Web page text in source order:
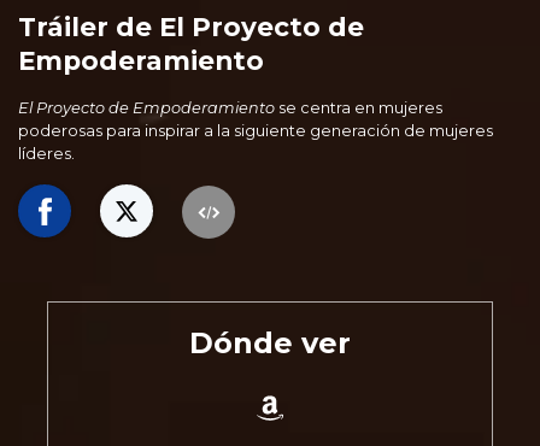
Tráiler de El Proyecto de
Empoderamiento
El Proyecto de Empoderamiento se centra en mujeres
poderosas para inspirar a la siguiente generación de mujeres
líderes.
Dónde ver